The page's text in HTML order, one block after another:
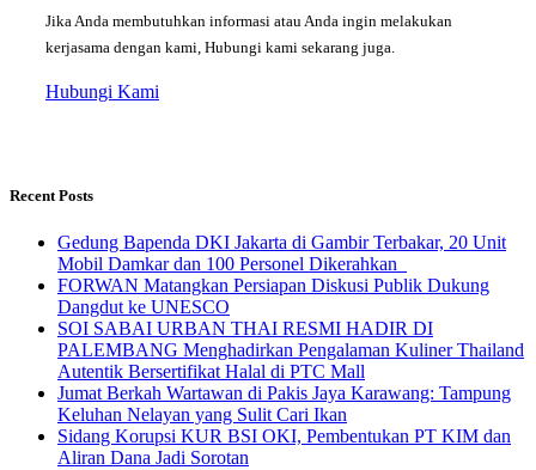
Jika Anda membutuhkan informasi atau Anda ingin melakukan
kerjasama dengan kami, Hubungi kami sekarang juga.
Hubungi Kami
Recent Posts
Gedung Bapenda DKI Jakarta di Gambir Terbakar, 20 Unit
Mobil Damkar dan 100 Personel Dikerahkan
FORWAN Matangkan Persiapan Diskusi Publik Dukung
Dangdut ke UNESCO
SOI SABAI URBAN THAI RESMI HADIR DI
PALEMBANG Menghadirkan Pengalaman Kuliner Thailand
Autentik Bersertifikat Halal di PTC Mall
Jumat Berkah Wartawan di Pakis Jaya Karawang: Tampung
Keluhan Nelayan yang Sulit Cari Ikan
Sidang Korupsi KUR BSI OKI, Pembentukan PT KIM dan
Aliran Dana Jadi Sorotan